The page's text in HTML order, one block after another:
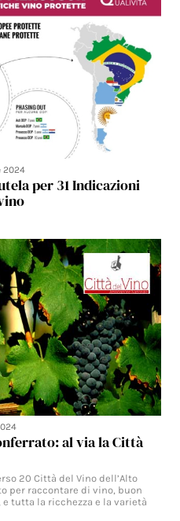
2024
per 31 Indicazioni
al via la Città
20 Città del Vino dell’Alto
per raccontare di vino, buon
tutta la ricchezza e la varietà